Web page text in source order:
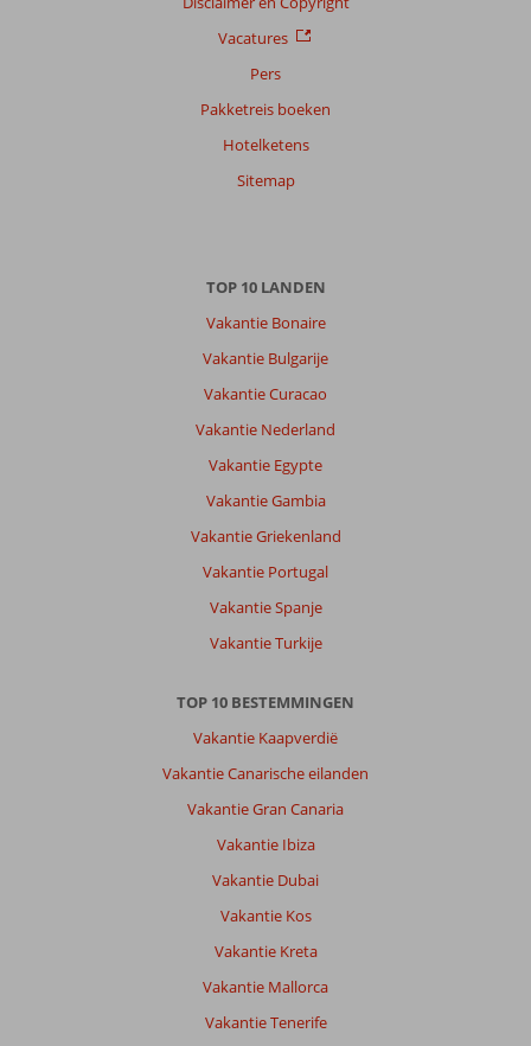
Vacatures
Pers
Pakketreis boeken
Hotelketens
Sitemap
TOP 10 LANDEN
Vakantie Bonaire
Vakantie Bulgarije
Vakantie Curacao
Vakantie Nederland
Vakantie Egypte
Vakantie Gambia
Vakantie Griekenland
Vakantie Portugal
Vakantie Spanje
Vakantie Turkije
TOP 10 BESTEMMINGEN
Vakantie Kaapverdië
Vakantie Canarische eilanden
Vakantie Gran Canaria
Vakantie Ibiza
Vakantie Dubai
Vakantie Kos
Vakantie Kreta
Vakantie Mallorca
Vakantie Tenerife